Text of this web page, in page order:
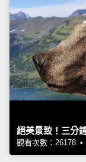
絕美景致！三分
觀看次數：26178 •